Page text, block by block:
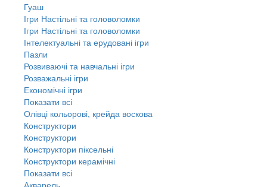
Гуаш
Ігри Настільні та головоломки
Ігри Настільні та головоломки
Інтелектуальні та ерудовані ігри
Пазли
Розвиваючі та навчальні ігри
Розважальні ігри
Економічні ігри
Показати всі
Олівці кольорові, крейда воскова
Конструктори
Конструктори
Конструктори піксельні
Конструктори керамічні
Показати всі